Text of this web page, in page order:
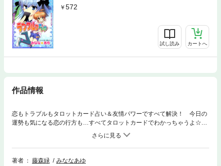
572
試し読み カートへ
作品情報
恋もトラブルもタロットカード占い＆友情パワーですべて解決！ 今日の
運勢も気になる恋の行方も…すべてタロットカードでわかっちゃうよ☆
付録のタロットカードを使えば、自分で占いもできちゃう！
著者 藤森緑
みななあゆ